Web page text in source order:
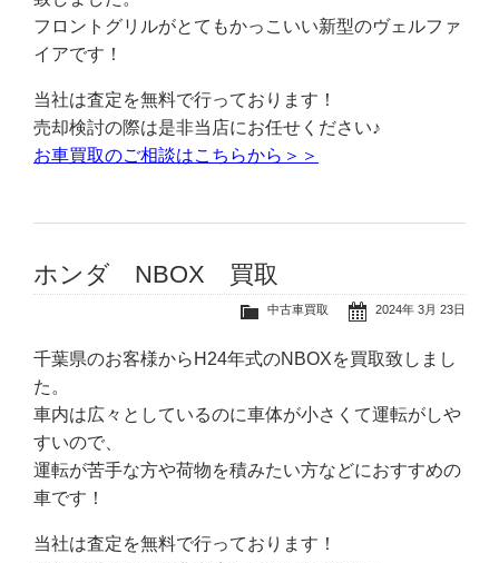
フロントグリルがとてもかっこいい新型のヴェルファ
イアです！
当社は査定を無料で行っております！
売却検討の際は是非当店にお任せください♪
お車買取のご相談はこちらから＞＞
ホンダ NBOX 買取
2024年 3月 23日
中古車買取
千葉県のお客様からH24年式のNBOXを買取致しまし
た。
車内は広々としているのに車体が小さくて運転がしや
すいので、
運転が苦手な方や荷物を積みたい方などにおすすめの
車です！
当社は査定を無料で行っております！